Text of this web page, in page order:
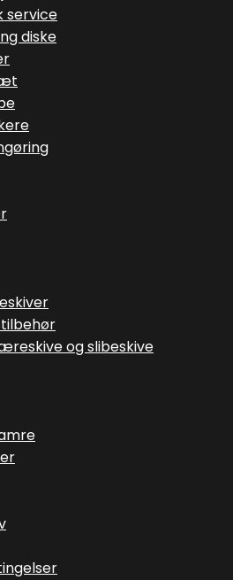
service
diske
og slibeskive